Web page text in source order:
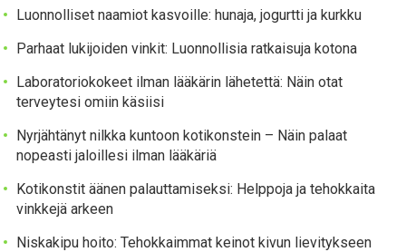
Luonnolliset naamiot kasvoille: hunaja, jogurtti ja kurkku
Parhaat lukijoiden vinkit: Luonnollisia ratkaisuja kotona
Laboratoriokokeet ilman lääkärin lähetettä: Näin otat
terveytesi omiin käsiisi
Nyrjähtänyt nilkka kuntoon kotikonstein – Näin palaat
nopeasti jaloillesi ilman lääkäriä
Kotikonstit äänen palauttamiseksi: Helppoja ja tehokkaita
vinkkejä arkeen
Niskakipu hoito: Tehokkaimmat keinot kivun lievitykseen